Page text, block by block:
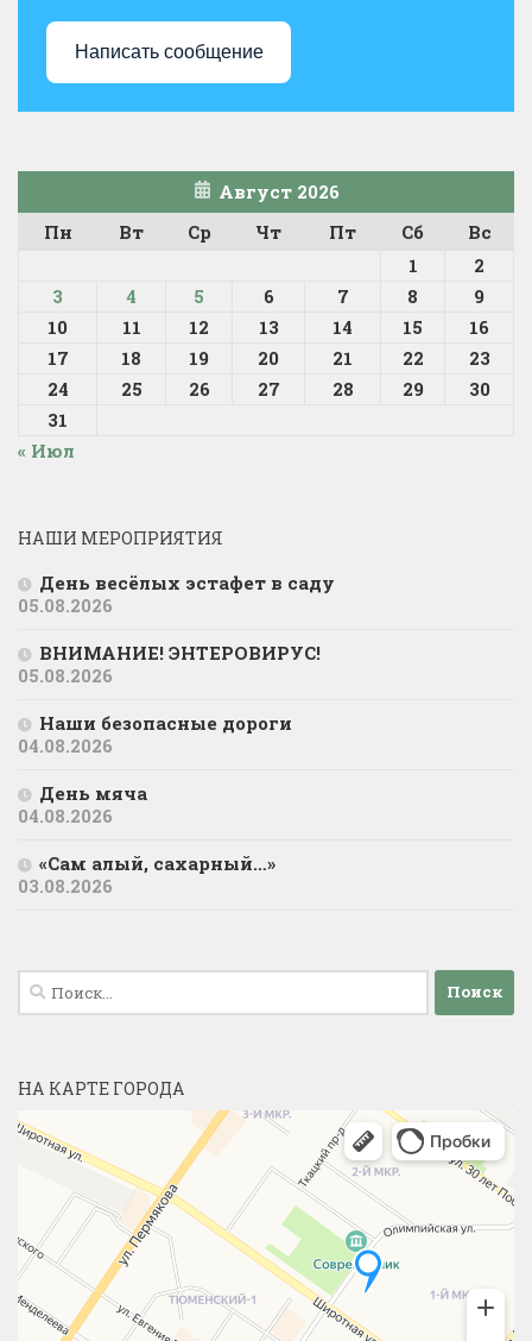
Написать сообщение
Август 2026
Пн
Вт Ср Чт Пт Сб
Вс
1
2
3
4 5 6 7 8
9
10
11 12 13 14 15
16
17
18 19 20 21 22
23
24
25 26 27 28 29
30
31
« Июл
НАШИ МЕРОПРИЯТИЯ
День весёлых эстафет в саду
05.08.2026
ВНИМАНИЕ! ЭНТЕРОВИРУС!
05.08.2026
Наши безопасные дороги
04.08.2026
День мяча
04.08.2026
«Сам алый, сахарный…»
03.08.2026
Найти:
НА КАРТЕ ГОРОДА